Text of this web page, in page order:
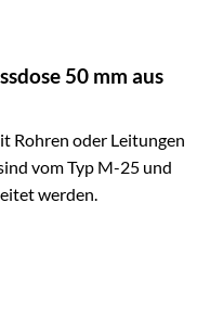
50 mm aus
Rohren oder Leitungen
vom Typ M-25 und
werden.